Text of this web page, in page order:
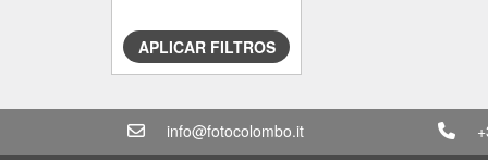
APLICAR FILTROS
info@fotocolombo.it